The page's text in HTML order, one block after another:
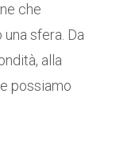
che
una sfera. Da
alla
possiamo